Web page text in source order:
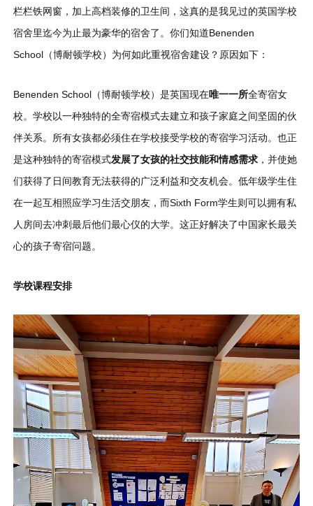
栏栏铁网窗，加上高档装修的卫生间，这真的是我见过的英国学校
宿舍里迄今为止最为豪华的宿舍了。你们知道Benenden
School（博耐顿学校）为何如此重视宿舍建设？原因如下：
Benenden School（博耐顿学校）是英国现在唯一一所全寄宿女
校。学校以一种独特的全寄宿模式去建立和孩子家庭之间坚固的伙
伴关系。所有女孩都必须住在学校接受学校的寄宿学习活动。也正
是这种独特的寄宿模式发展了女孩的社交技能和情感需求，并使她
们获得了日间教育无法获得的广泛利益和交友机会。低年级学生住
在一起互相照应学习生活交朋友，而Sixth Form学生则可以拥有私
人房间去冲刺最后他们最心仪的大学。这正好解决了中国家长最关
心的孩子寄宿问题。
学校课程安排